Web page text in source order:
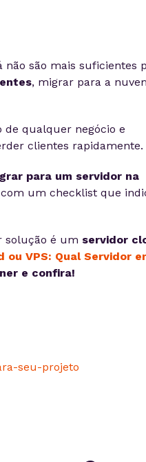
são mais suficientes
, migrar para a
de qualquer negócio e
clientes rapidamente.
para um servidor na
um checklist que
solução é um servidor
ou VPS: Qual Servidor
e confira!